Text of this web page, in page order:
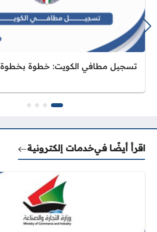
تسجيل مطافي الكويت: خطوة بخطوة 2026
اقرأ أيضًا فيخدمات إلكترونية